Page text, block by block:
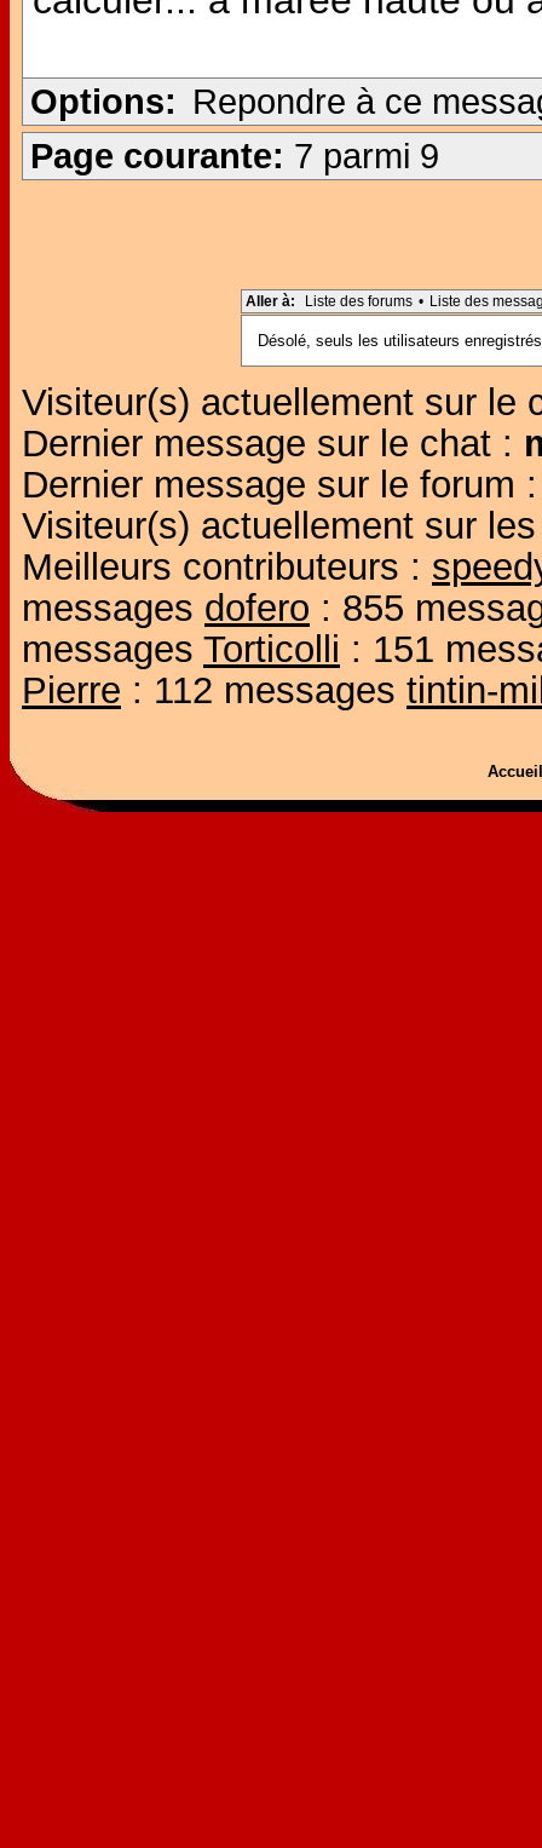
Options: Repondre à ce
Page courante: 7 parmi 9
Aller à: Liste des forums • Liste des
Désolé, seuls les utilisateurs
Visiteur(s) actuellement sur le
Dernier message sur le chat :
Dernier message sur le forum
Visiteur(s) actuellement sur
Meilleurs contributeurs :
messages dofero : 855
messages Torticolli : 151
Pierre : 112 messages tintin-